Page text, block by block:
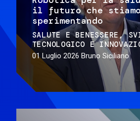
il futuro che stiamo
sperimentando
SALUTE E BENESSERE
TECNOLOGICO E
01 Luglio 2026 Bruno Siciliano